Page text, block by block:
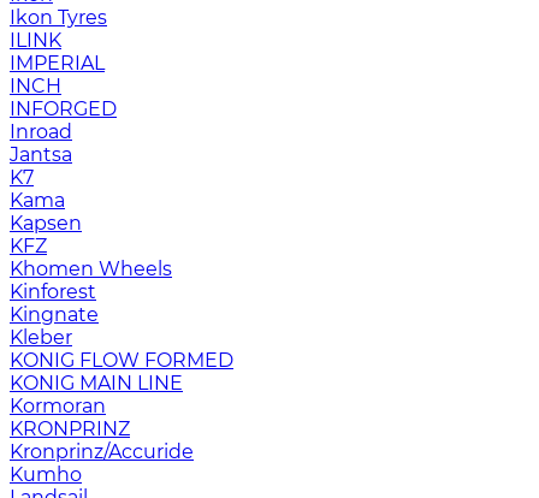
Ikon Tyres
ILINK
IMPERIAL
INCH
INFORGED
Inroad
Jantsa
K7
Kama
Kapsen
KFZ
Khomen Wheels
Kinforest
Kingnate
Kleber
KONIG FLOW FORMED
KONIG MAIN LINE
Kormoran
KRONPRINZ
Kronprinz/Accuride
Kumho